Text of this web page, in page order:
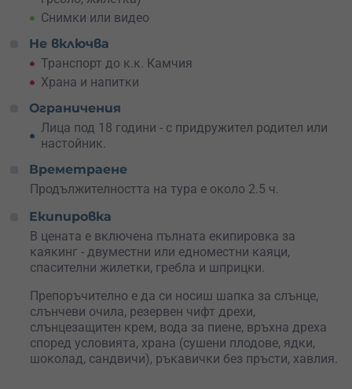
Открий дивата красота
на каяк и създай спомени за цяло лято!
Снимки или видео
Не включва
Транспорт до к.к. Камчия
Храна и напитки
Ограничения
Лица под 18 години - с придружител родител или
настойник.
Времетраене
Продължителността на тура е около 2.5 ч.
Екипировка
В цената е включена пълната екипировка за
каякинг - двуместни или едноместни каяци,
спасителни жилетки, гребла и шприцки.
Препоръчително е да си носиш шапка за слънце,
слънчеви очила, резервен чифт дрехи,
слънцезащитен крем, вода за пиене, връхна дреха
според условията, храна (сушени плодове, ядки,
шоколад, сандвичи), ръкавички без пръсти, хавлия.